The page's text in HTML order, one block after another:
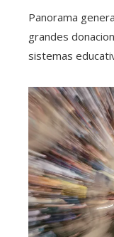
Panorama
grandes
sistemas